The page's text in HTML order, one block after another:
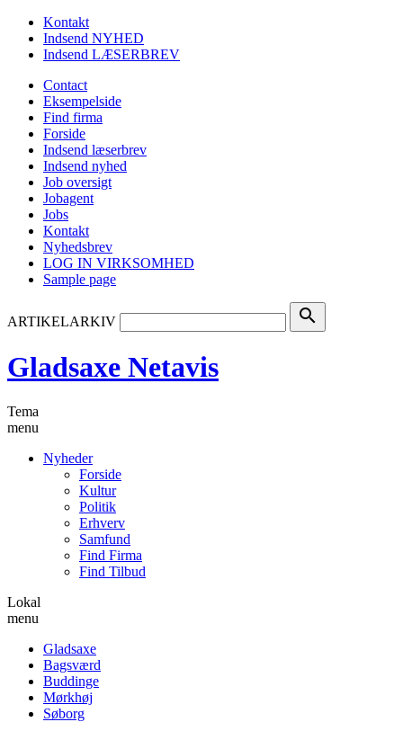
Kontakt
Indsend NYHED
Indsend LÆSERBREV
Contact
Eksempelside
Find firma
Forside
Indsend læserbrev
Indsend nyhed
Job oversigt
Jobagent
Jobs
Kontakt
Nyhedsbrev
LOG IN VIRKSOMHED
Sample page
ARTIKELARKIV search
Gladsaxe Netavis
Tema
menu
Nyheder
Forside
Kultur
Politik
Erhverv
Samfund
Find Firma
Find Tilbud
Lokal
menu
Gladsaxe
Bagsværd
Buddinge
Mørkhøj
Søborg